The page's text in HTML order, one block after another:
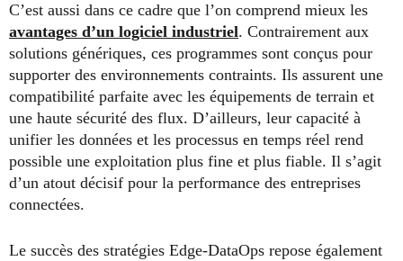
C’est aussi dans ce cadre que l’on comprend mieux les
avantages d’un logiciel industriel. Contrairement aux
solutions génériques, ces programmes sont conçus pour
supporter des environnements contraints. Ils assurent une
compatibilité parfaite avec les équipements de terrain et
une haute sécurité des flux. D’ailleurs, leur capacité à
unifier les données et les processus en temps réel rend
possible une exploitation plus fine et plus fiable. Il s’agit
d’un atout décisif pour la performance des entreprises
connectées.
Le succès des stratégies Edge-DataOps repose également